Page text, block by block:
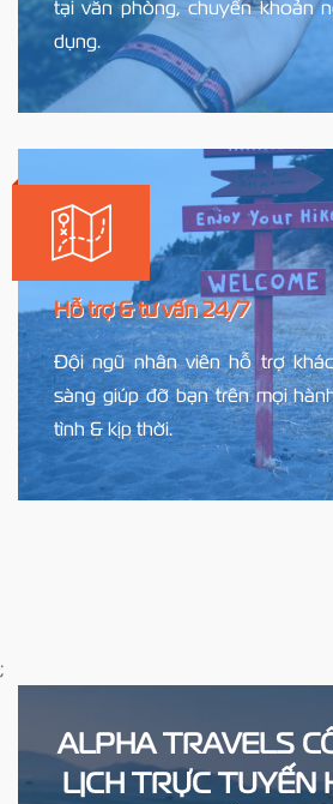
tại văn phòng, chuyển khoản
dụng.
Hỗ trợ & tư vấn 24/7
Đội ngũ nhân viên hỗ trợ
sàng giúp đỡ bạn trên mọi
tình & kịp thời.
;
ALPHA TRAVELS
LỊCH TRỰC TUYẾN